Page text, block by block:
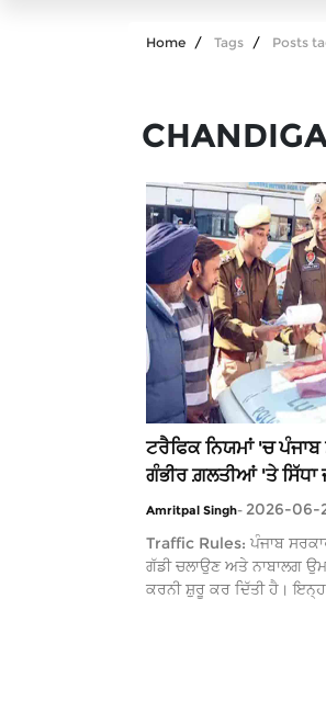
Home Tags Posts
ਟਰੈਫਿਕ ਨਿਯਮਾਂ 'ਚ
ਗੰਭੀਰ ਗ਼ਲਤੀਆਂ 'ਤੇ ਸਿੱਧਾ
Amritpal Singh- 2026-06-
Traffic Rules: ਪੰਜਾਬ
ਗੱਡੀ ਚਲਾਉਣ ਅਤੇ ਨਾਬਾਲਗ
ਕਰਨੀ ਸ਼ੁਰੂ ਕਰ ਦਿੱਤੀ ਹੈ।